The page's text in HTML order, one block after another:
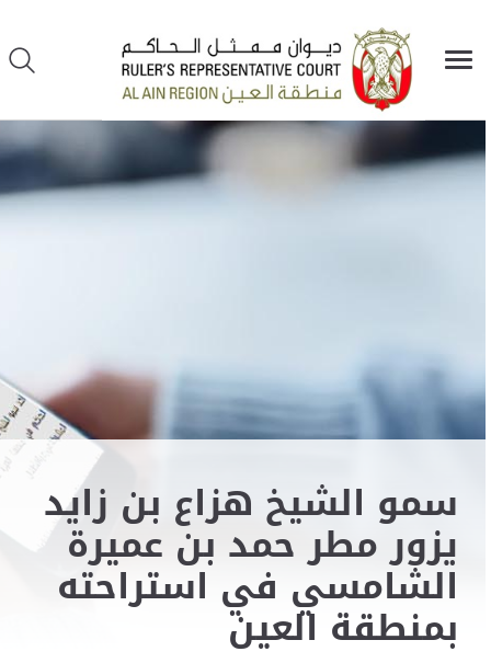
سمو الشيخ هزاع بن زايد
يزور مطر حمد بن عميرة
الشامسي في استراحته
بمنطقة العين